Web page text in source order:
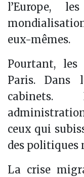
l’Europe,
eux-mêmes.
Pourtant, les
Paris. Dans
ceux qui
des politiques
La crise